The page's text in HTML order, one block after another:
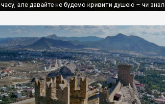
часу, але давайте не будемо кривити душею – чи